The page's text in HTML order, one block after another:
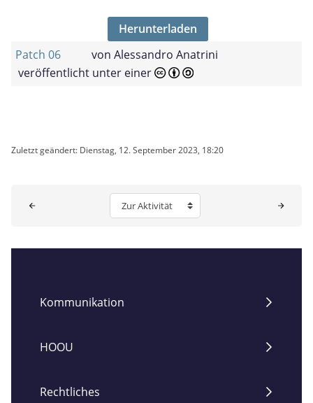
Herunterladen
Patch 06
von Alessandro Anatrini
veröffentlicht unter einer
Zuletzt geändert: Dienstag, 12. September 2023, 18:20
Zur Aktivität
Kommunikation
HOOU
Rechtliches